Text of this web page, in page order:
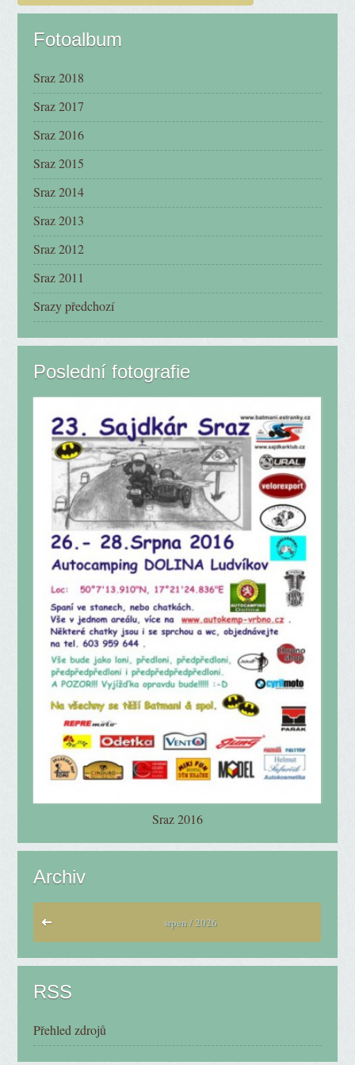
Fotoalbum
Sraz 2018
Sraz 2017
Sraz 2016
Sraz 2015
Sraz 2014
Sraz 2013
Sraz 2012
Sraz 2011
Srazy předchozí
Poslední fotografie
Sraz 2016
Archiv
srpen / 2026
RSS
Přehled zdrojů